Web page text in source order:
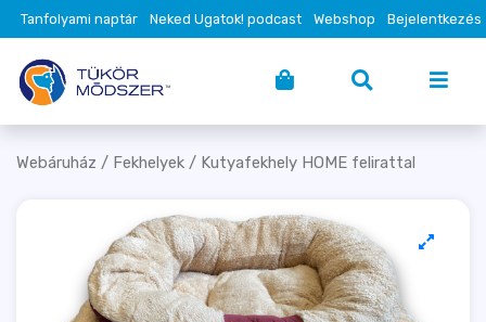
Tanfolyami naptár Neked Ugatok! podcast Webshop Bejelentkezés
Webáruház / Fekhelyek / Kutyafekhely HOME felirattal